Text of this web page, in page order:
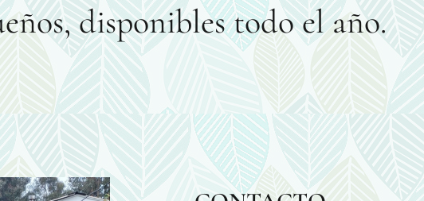
disponibles todo el año.